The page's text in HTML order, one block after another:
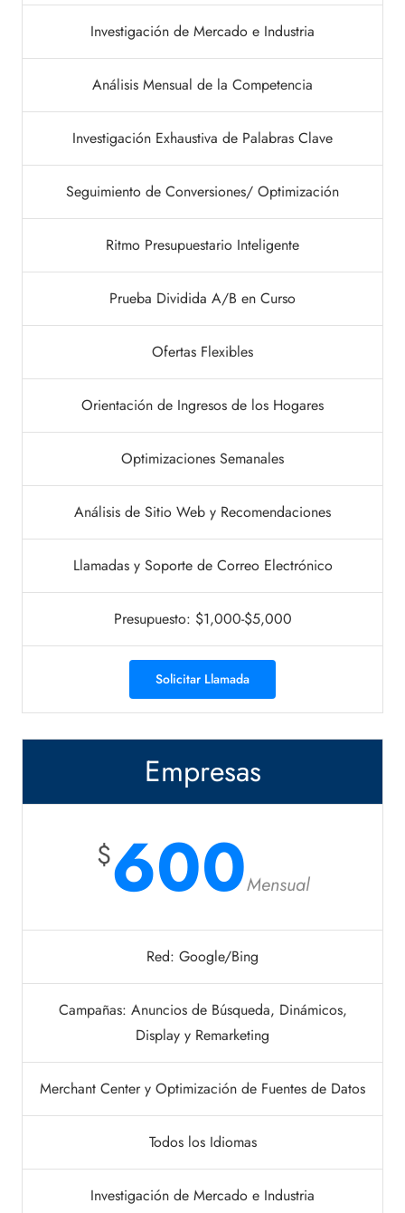
Investigación de Mercado e Industria
Análisis Mensual de la Competencia
Investigación Exhaustiva de Palabras Clave
Seguimiento de Conversiones/ Optimización
Ritmo Presupuestario Inteligente
Prueba Dividida A/B en Curso
Ofertas Flexibles
Orientación de Ingresos de los Hogares
Optimizaciones Semanales
Análisis de Sitio Web y Recomendaciones
Llamadas y Soporte de Correo Electrónico
Presupuesto: $1,000-$5,000
Solicitar Llamada
Empresas
$600Mensual
Red: Google/Bing
Campañas: Anuncios de Búsqueda, Dinámicos,
Display y Remarketing
Merchant Center y Optimización de Fuentes de Datos
Todos los Idiomas
Investigación de Mercado e Industria